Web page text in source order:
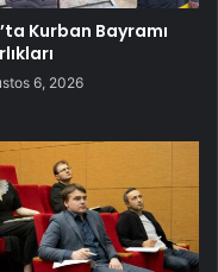
Kurban Bayramı
6, 2026